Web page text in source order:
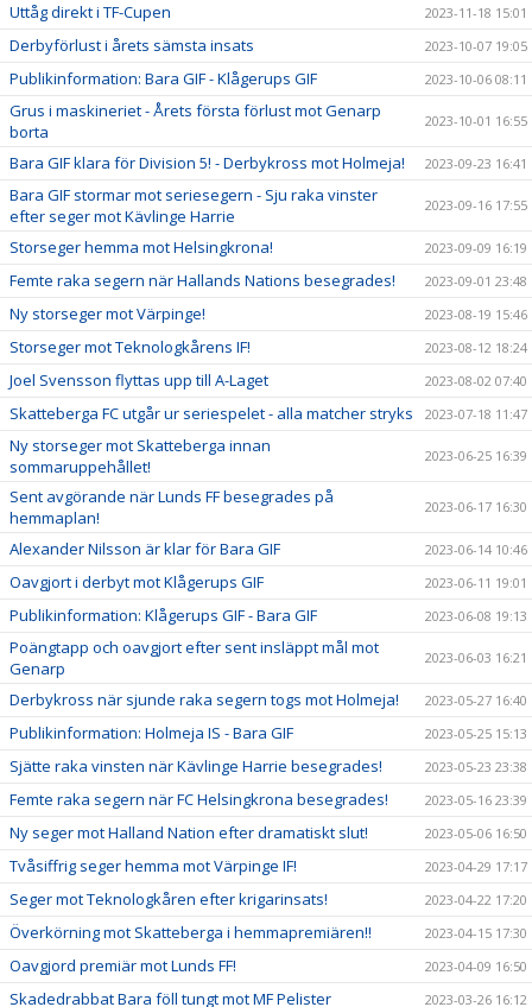
Uttåg direkt i TF-Cupen 2023-11-18 15:01
Derbyförlust i årets sämsta insats 2023-10-07 19:05
Publikinformation: Bara GIF - Klågerups GIF 2023-10-06 08:11
Grus i maskineriet - Årets första förlust mot Genarp
borta
2023-10-01 16:55
Bara GIF klara för Division 5! - Derbykross mot Holmeja! 2023-09-23 16:41
Bara GIF stormar mot seriesegern - Sju raka vinster
efter seger mot Kävlinge Harrie
2023-09-16 17:55
Storseger hemma mot Helsingkrona! 2023-09-09 16:19
Femte raka segern när Hallands Nations besegrades! 2023-09-01 23:48
Ny storseger mot Värpinge! 2023-08-19 15:46
Storseger mot Teknologkårens IF! 2023-08-12 18:24
Joel Svensson flyttas upp till A-Laget 2023-08-02 07:40
Skatteberga FC utgår ur seriespelet - alla matcher stryks 2023-07-18 11:47
Ny storseger mot Skatteberga innan
sommaruppehållet!
2023-06-25 16:39
Sent avgörande när Lunds FF besegrades på
hemmaplan!
2023-06-17 16:30
Alexander Nilsson är klar för Bara GIF 2023-06-14 10:46
Oavgjort i derbyt mot Klågerups GIF 2023-06-11 19:01
Publikinformation: Klågerups GIF - Bara GIF 2023-06-08 19:13
Poängtapp och oavgjort efter sent insläppt mål mot
Genarp
2023-06-03 16:21
Derbykross när sjunde raka segern togs mot Holmeja! 2023-05-27 16:40
Publikinformation: Holmeja IS - Bara GIF 2023-05-25 15:13
Sjätte raka vinsten när Kävlinge Harrie besegrades! 2023-05-23 23:38
Femte raka segern när FC Helsingkrona besegrades! 2023-05-16 23:39
Ny seger mot Halland Nation efter dramatiskt slut! 2023-05-06 16:50
Tvåsiffrig seger hemma mot Värpinge IF! 2023-04-29 17:17
Seger mot Teknologkåren efter krigarinsats! 2023-04-22 17:20
Överkörning mot Skatteberga i hemmapremiären!! 2023-04-15 17:30
Oavgjord premiär mot Lunds FF! 2023-04-09 16:50
Skadedrabbat Bara föll tungt mot MF Pelister 2023-03-26 16:12